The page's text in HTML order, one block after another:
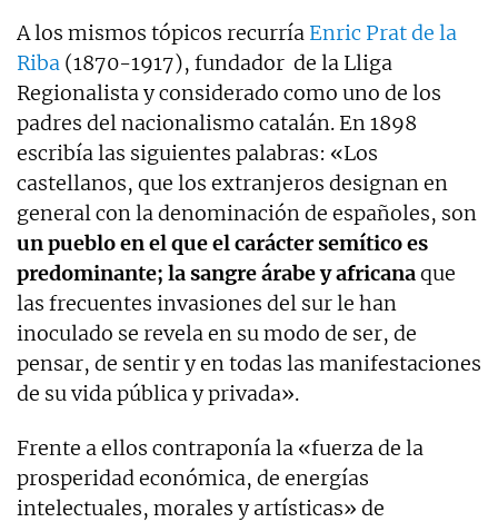
A los mismos tópicos recurría Enric Prat de la
Riba (1870-1917), fundador de la Lliga
Regionalista y considerado como uno de los
padres del nacionalismo catalán. En 1898
escribía las siguientes palabras: «Los
castellanos, que los extranjeros designan en
general con la denominación de españoles, son
un pueblo en el que el carácter semítico es
predominante; la sangre árabe y africanaque
las frecuentes invasiones del sur le han
inoculado se revela en su modo de ser, de
pensar, de sentir y en todas las manifestaciones
de su vida pública y privada».
Frente a ellos contraponía la «fuerza de la
prosperidad económica, de energías
intelectuales, morales y artísticas» de